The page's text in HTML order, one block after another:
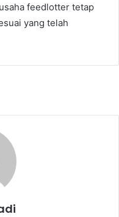
feedlotter tetap
yang telah